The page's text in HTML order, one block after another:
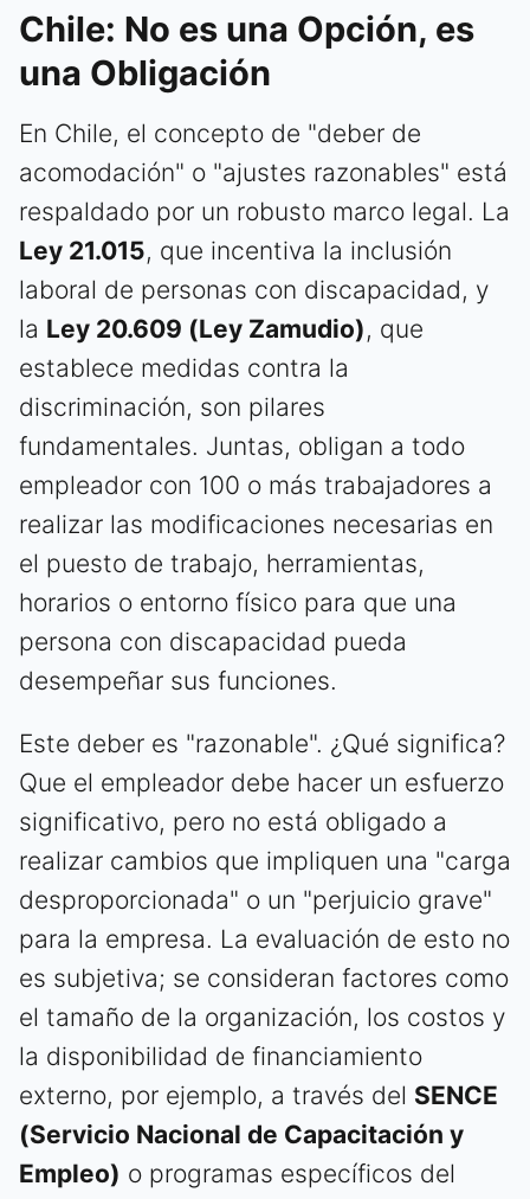
Chile: No es una Opción, es
una Obligación
En Chile, el concepto de "deber de
acomodación" o "ajustes razonables" está
respaldado por un robusto marco legal. La
Ley 21.015, que incentiva la inclusión
laboral de personas con discapacidad, y
la Ley 20.609 (Ley Zamudio), que
establece medidas contra la
discriminación, son pilares
fundamentales. Juntas, obligan a todo
empleador con 100 o más trabajadores a
realizar las modificaciones necesarias en
el puesto de trabajo, herramientas,
horarios o entorno físico para que una
persona con discapacidad pueda
desempeñar sus funciones.
Este deber es "razonable". ¿Qué significa?
Que el empleador debe hacer un esfuerzo
significativo, pero no está obligado a
realizar cambios que impliquen una "carga
desproporcionada" o un "perjuicio grave"
para la empresa. La evaluación de esto no
es subjetiva; se consideran factores como
el tamaño de la organización, los costos y
la disponibilidad de financiamiento
externo, por ejemplo, a través del SENCE
(Servicio Nacional de Capacitación y
Empleo) o programas específicos del